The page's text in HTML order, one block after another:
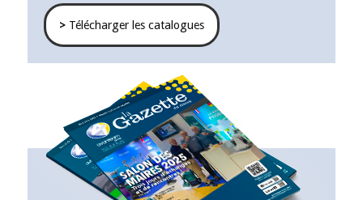
>Télécharger les catalogues